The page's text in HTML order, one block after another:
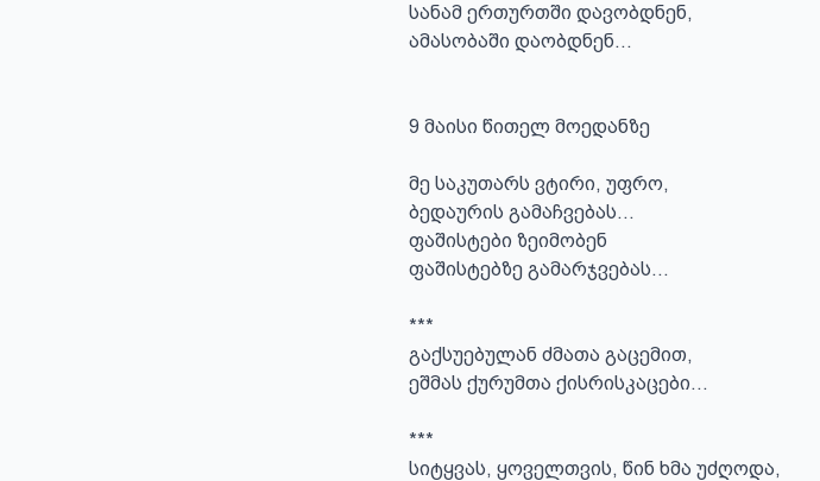
სანამ ერთურთში დავობდნენ,
ამასობაში დაობდნენ...
9 მაისი წითელ მოედანზე
მე საკუთარს ვტირი, უფრო,
ბედაურის გამაჩვებას...
ფაშისტები ზეიმობენ
ფაშისტებზე გამარჯვებას...
***
გაქსუებულან ძმათა გაცემით,
ეშმას ქურუმთა ქისრისკაცები...
***
სიტყვას, ყოველთვის, წინ ხმა უძღოდა,